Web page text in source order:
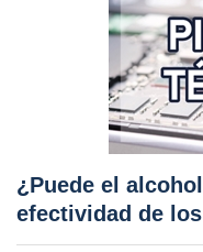
¿Puede el
efectividad de